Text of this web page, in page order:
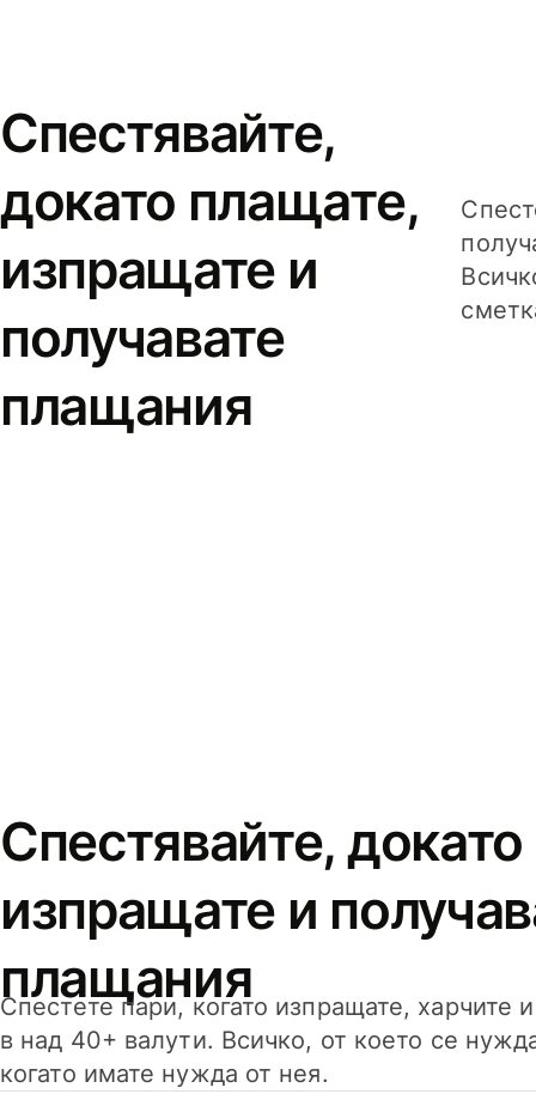
Спестявайте,
докато плащате,
изпращате и
получавате
плащания
Спестявайте,
изпращате и
плащания
Спестете пари, когато изпращате, харчите
в над 40+ валути. Всичко, от което се
когато имате нужда от нея.